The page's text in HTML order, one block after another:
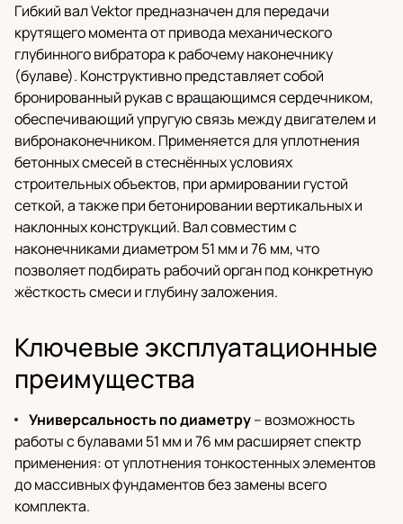
Гибкий вал Vektor предназначен для передачи
крутящего момента от привода механического
глубинного вибратора к рабочему наконечнику
(булаве). Конструктивно представляет собой
бронированный рукав с вращающимся сердечником,
обеспечивающий упругую связь между двигателем и
вибронаконечником. Применяется для уплотнения
бетонных смесей в стеснённых условиях
строительных объектов, при армировании густой
сеткой, а также при бетонировании вертикальных и
наклонных конструкций. Вал совместим с
наконечниками диаметром 51 мм и 76 мм, что
позволяет подбирать рабочий орган под конкретную
жёсткость смеси и глубину заложения.
Ключевые эксплуатационные
преимущества
Универсальность по диаметру– возможность
работы с булавами 51 мм и 76 мм расширяет спектр
применения: от уплотнения тонкостенных элементов
до массивных фундаментов без замены всего
комплекта.